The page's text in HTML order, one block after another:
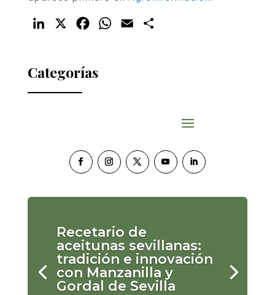
LinkedIn FacebookWhatsApp
Email
Categorías
Recetario de
aceitunas sevillanas:
tradición e innovación
con Manzanilla y
Gordal de Sevilla